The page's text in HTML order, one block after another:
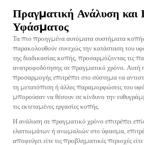
Πραγματική Ανάλυση
Υφάσματος
Τα πιο προηγμένα αυτόματα συστήματα
παρακολουθούν συνεχώς την κατάσταση του
της διαδικασίας κοπής, προσαρμόζοντας τις
ανατροφοδότησης σε πραγματικό χρόνο. Αυτή
προσαρμογής επιτρέπει στο σύστημα να
τη μετατόπιση ή άλλες παραμορφώσεις του
μπορούσαν να θέσουν σε κίνδυνο την
τις εκτεταμένες εργασίες κοπής.
Η ανάλυση σε πραγματικό χρόνο επιτρέπει
ελαττωμάτων ή ανωμαλιών στο ύφασμα,
αποφεύγει είτε τις προβληματικές περιοχές